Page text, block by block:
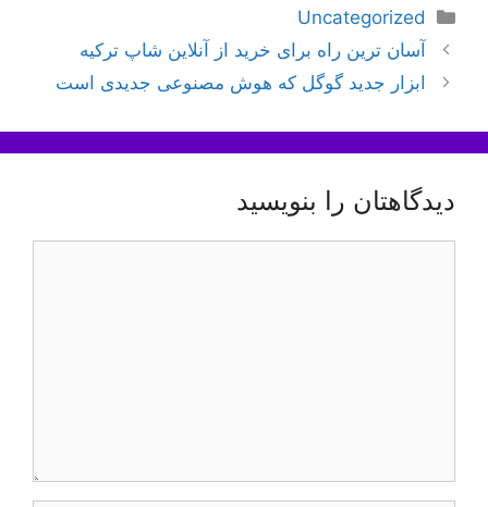
دسته‌ها
Uncategorized
ناوبری
نوشته‌ها
آسان ترین راه برای خرید از آنلاین‌ شاپ ترکیه
ابزار جدید گوگل که هوش مصنوعی جدیدی است
دیدگاهتان را بنویسید